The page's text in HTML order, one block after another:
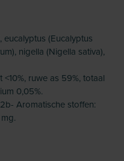
(Eucalyptus
nigella (Nigella sativa),
ruwe as 59%, totaal
0,05%.
Aromatische stoffen: